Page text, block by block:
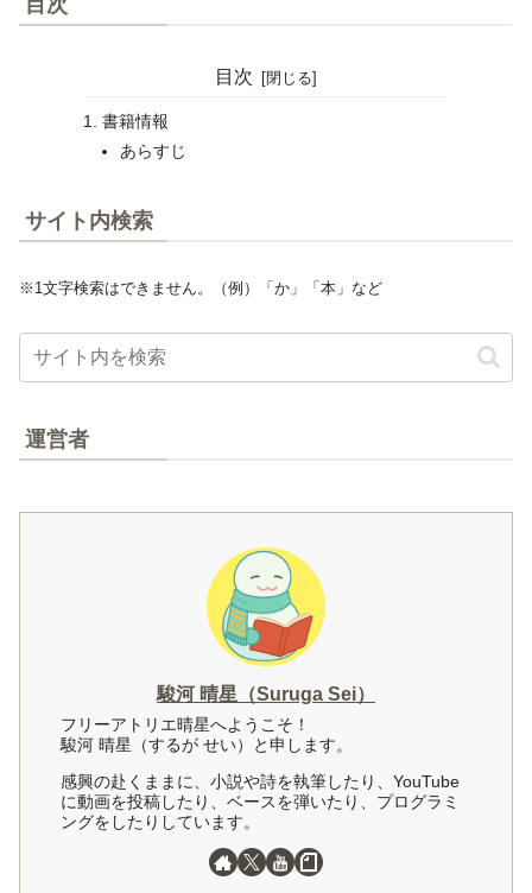
目次
書籍情報
あらすじ
サイト内検索
※1文字検索はできません。（例）「か」「本」など
運営者
駿河 晴星（Suruga Sei）
フリーアトリエ晴星へようこそ！
駿河 晴星（するが せい）と申します。
感興の赴くままに、小説や詩を執筆したり、YouTube
に動画を投稿したり、ベースを弾いたり、プログラミ
ングをしたりしています。